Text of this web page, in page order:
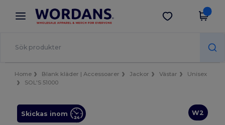
× Wordans-app
Bättre priser i appen!
Hämta app
Home Blank kläder | Accessoarer Jackor Västar
Unisex
SOL'S 51000
W2
Skickas inom